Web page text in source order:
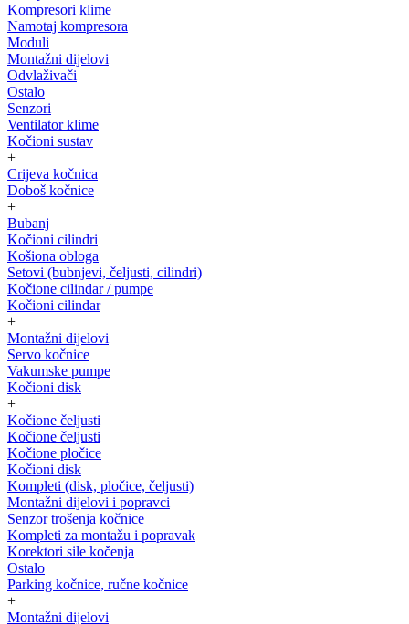
Kompresori klime
Namotaj kompresora
Moduli
Montažni dijelovi
Odvlaživači
Ostalo
Senzori
Ventilator klime
Kočioni sustav
+
Crijeva kočnica
Doboš kočnice
+
Bubanj
Kočioni cilindri
Košiona obloga
Setovi (bubnjevi, čeljusti, cilindri)
Kočione cilindar / pumpe
Kočioni cilindar
+
Montažni dijelovi
Servo kočnice
Vakumske pumpe
Kočioni disk
+
Kočione čeljusti
Kočione čeljusti
Kočione pločice
Kočioni disk
Kompleti (disk, pločice, čeljusti)
Montažni dijelovi i popravci
Senzor trošenja kočnice
Kompleti za montažu i popravak
Korektori sile kočenja
Ostalo
Parking kočnice, ručne kočnice
+
Montažni dijelovi